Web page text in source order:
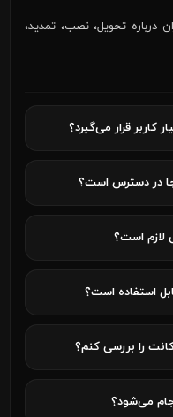
درباره تحویل، نصب، تمدید،
کاربر قرار می‌گیرد؟
در دسترس است؟
لازم است؟
استفاده است؟
را بررسی کنم؟
می‌شود؟